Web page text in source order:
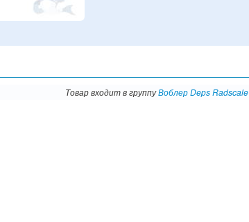
Товар входит в группуВоблер Deps Radscale